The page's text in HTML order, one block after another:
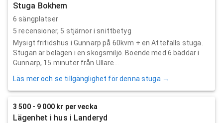
Stuga Bokhem
6 sängplatser
5 recensioner, 5 stjärnor i snittbetyg
Mysigt fritidshus i Gunnarp på 60kvm + en Attefalls stuga.
Stugan är belägen i en skogsmiljö. Boende med 6 bäddar i
Gunnarp, 15 minuter från Ullare...
Läs mer och se tillgänglighet för denna stuga →
3 500 - 9 000 kr per vecka
Lägenhet i hus i Landeryd